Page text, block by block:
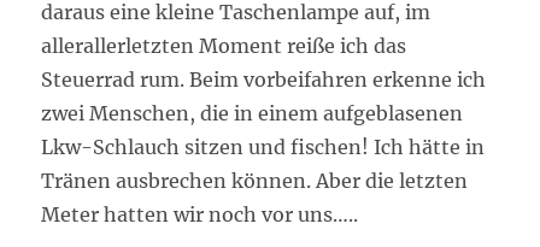
daraus eine kleine Taschenlampe auf, im
allerallerletzten Moment reiße ich das
Steuerrad rum. Beim vorbeifahren erkenne ich
zwei Menschen, die in einem aufgeblasenen
Lkw-Schlauch sitzen und fischen! Ich hätte in
Tränen ausbrechen können. Aber die letzten
Meter hatten wir noch vor uns…..